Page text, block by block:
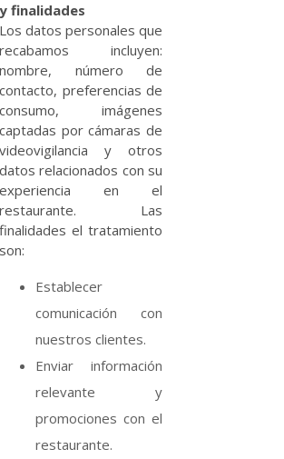
y finalidades
Los datos personales que
recabamos incluyen:
nombre, número de
contacto, preferencias de
consumo, imágenes
captadas por cámaras de
videovigilancia y otros
datos relacionados con su
experiencia en el
restaurante. Las
finalidades el tratamiento
son:
Establecer
comunicación con
nuestros clientes.
Enviar información
relevante y
promociones con el
restaurante.